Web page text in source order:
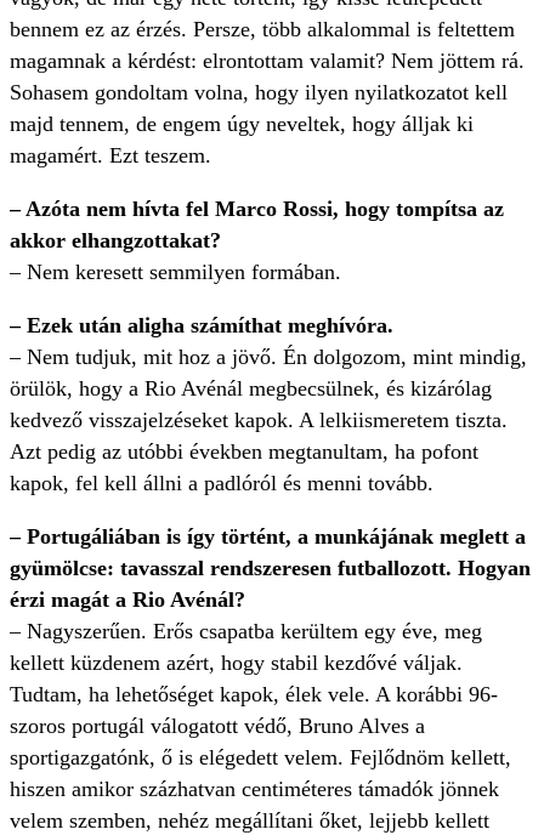
bennem ez az érzés. Persze, több alkalommal is feltettem
magamnak a kérdést: elrontottam valamit? Nem jöttem rá.
Sohasem gondoltam volna, hogy ilyen nyilatkozatot kell
majd tennem, de engem úgy neveltek, hogy álljak ki
magamért. Ezt teszem.
– Azóta nem hívta fel Marco Rossi, hogy tompítsa az
akkor elhangzottakat?
– Nem keresett semmilyen formában.
– Ezek után aligha számíthat meghívóra.
– Nem tudjuk, mit hoz a jövő. Én dolgozom, mint mindig,
örülök, hogy a Rio Avénál megbecsülnek, és kizárólag
kedvező visszajelzéseket kapok. A lelkiismeretem tiszta.
Azt pedig az utóbbi években megtanultam, ha pofont
kapok, fel kell állni a padlóról és menni tovább.
– Portugáliában is így történt, a munkájának meglett a
gyümölcse: tavasszal rendszeresen futballozott. Hogyan
érzi magát a Rio Avénál?
– Nagyszerűen. Erős csapatba kerültem egy éve, meg
kellett küzdenem azért, hogy stabil kezdővé váljak.
Tudtam, ha lehetőséget kapok, élek vele. A korábbi 96-
szoros portugál válogatott védő, Bruno Alves a
sportigazgatónk, ő is elégedett velem. Fejlődnöm kellett,
hiszen amikor százhatvan centiméteres támadók jönnek
velem szemben, nehéz megállítani őket, lejjebb kellett